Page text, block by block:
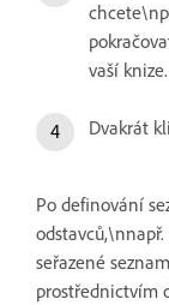
vaší knize.
Dvakrát
Po definování
seřazené
prostřednictvím